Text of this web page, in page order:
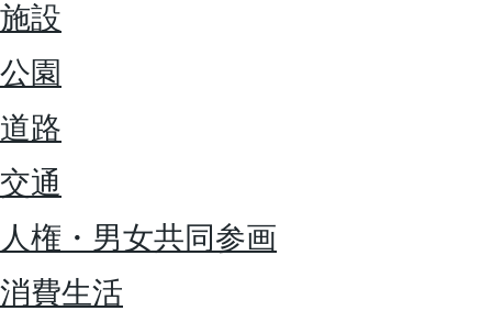
施設
公園
道路
交通
人権・男女共同参画
消費生活